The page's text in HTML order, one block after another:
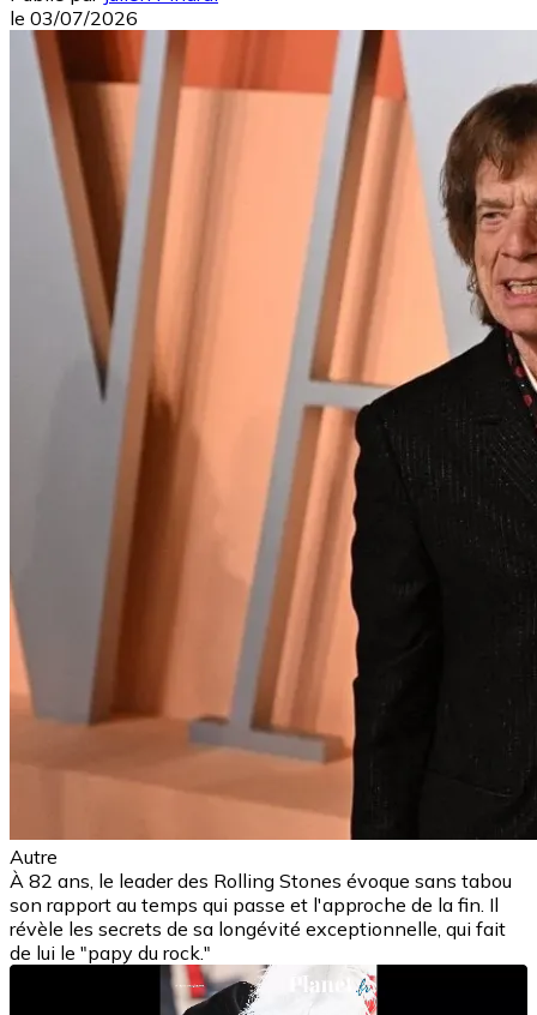
le 03/07/2026
Autre
À 82 ans, le leader des Rolling Stones évoque sans tabou
son rapport au temps qui passe et l'approche de la fin. Il
révèle les secrets de sa longévité exceptionnelle, qui fait
de lui le "papy du rock."